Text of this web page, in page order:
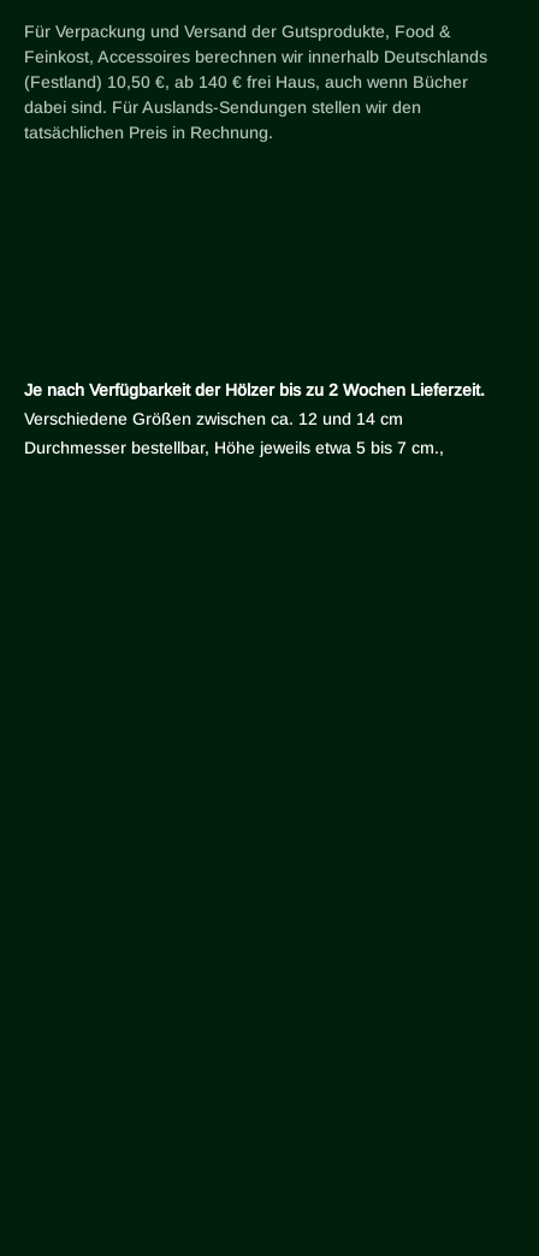
Für Verpackung und Versand der Gutsprodukte, Food &
Feinkost, Accessoires berechnen wir innerhalb Deutschlands
(Festland) 10,50 €, ab 140 € frei Haus, auch wenn Bücher
dabei sind. Für Auslands-Sendungen stellen wir den
tatsächlichen Preis in Rechnung.
Je nach Verfügbarkeit der Hölzer bis zu 2 Wochen Lieferzeit.
Verschiedene Größen zwischen ca. 12 und 14 cm
Durchmesser bestellbar, Höhe jeweils etwa 5 bis 7 cm.,